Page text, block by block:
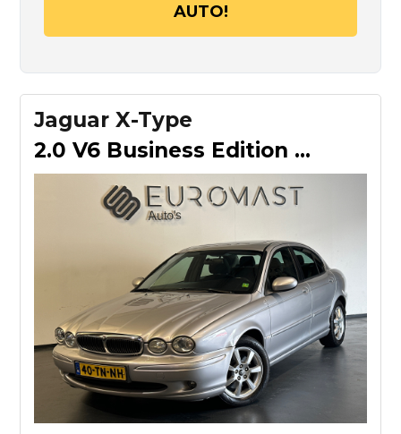
AUTO!
Jaguar X-Type
2.0 V6 Business Edition Plus Automaat - Nieuw apk - Nette Au